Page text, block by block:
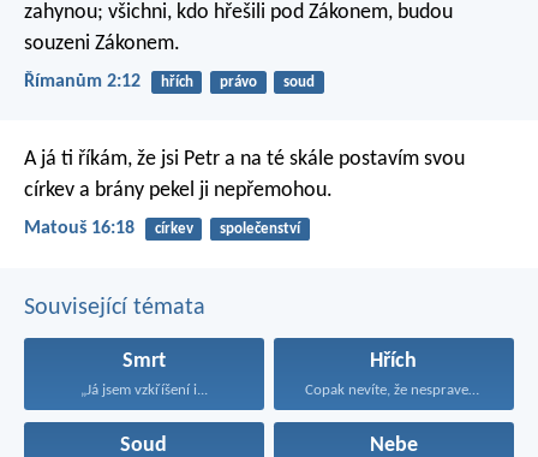
zahynou; všichni, kdo hřešili pod Zákonem, budou
souzeni Zákonem.
Římanům 2:12 hřích právo soud
A já ti říkám, že jsi Petr a na té skále postavím svou
církev a brány pekel ji nepřemohou.
Matouš 16:18 církev společenství
Související témata
Smrt
„Já jsem vzkříšení i...
Hřích
Copak nevíte, že nespravedliví...
Soud Nebe